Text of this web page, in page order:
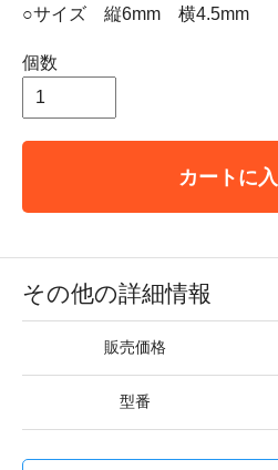
○サイズ 縦6mm 横4.5mm
個数
カートに
その他の詳細情報
販売価格
型番